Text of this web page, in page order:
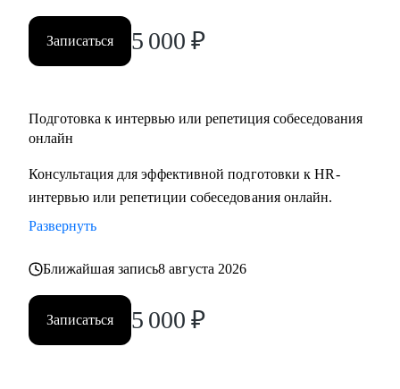
Записаться 5 000 ₽
Подготовка к интервью или репетиция собеседования
онлайн
Консультация для эффективной подготовки к HR-
интервью или репетиции собеседования онлайн.
Развернуть
Ближайшая запись8 августа 2026
Записаться 5 000 ₽